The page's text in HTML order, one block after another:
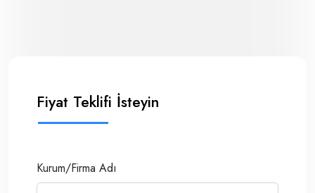
Fiyat Teklifi İsteyin
Kurum/Firma Adı